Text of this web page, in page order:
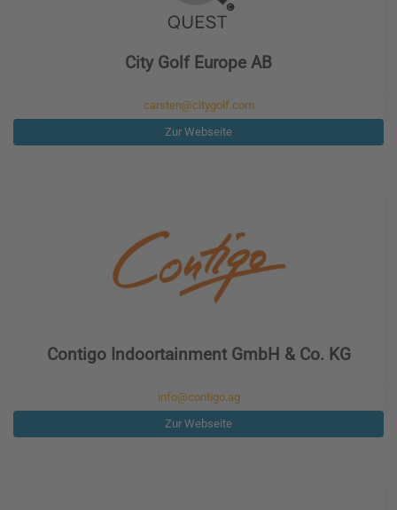
City Golf Europe AB
carsten@citygolf.com
Zur Webseite
Contigo Indoortainment GmbH & Co. KG
info@contigo.ag
Zur Webseite